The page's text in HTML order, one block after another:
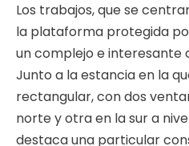
Los trabajos, que se
la plataforma protegida
un complejo e interesante
Junto a la estancia en la
rectangular, con dos
norte y otra en la sur a
destaca una particular